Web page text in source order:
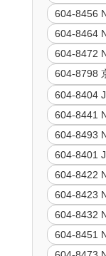
604-8456
604-8464
604-8472
604-8798
604-8404
604-8441
604-8493
604-8401
604-8422
604-8423
604-8432
604-8451